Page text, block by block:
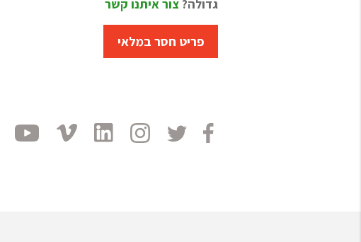
גדולה?צור איתנו קשר
פריט חסר במלאי